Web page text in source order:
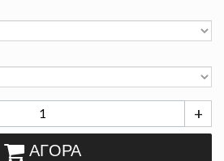
+
ΑΓΟΡΆ